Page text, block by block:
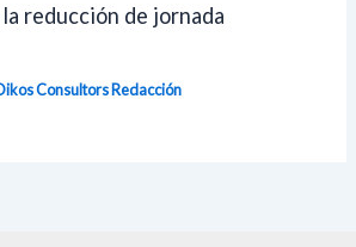
reducción de jornada
ConsultorsRedacción